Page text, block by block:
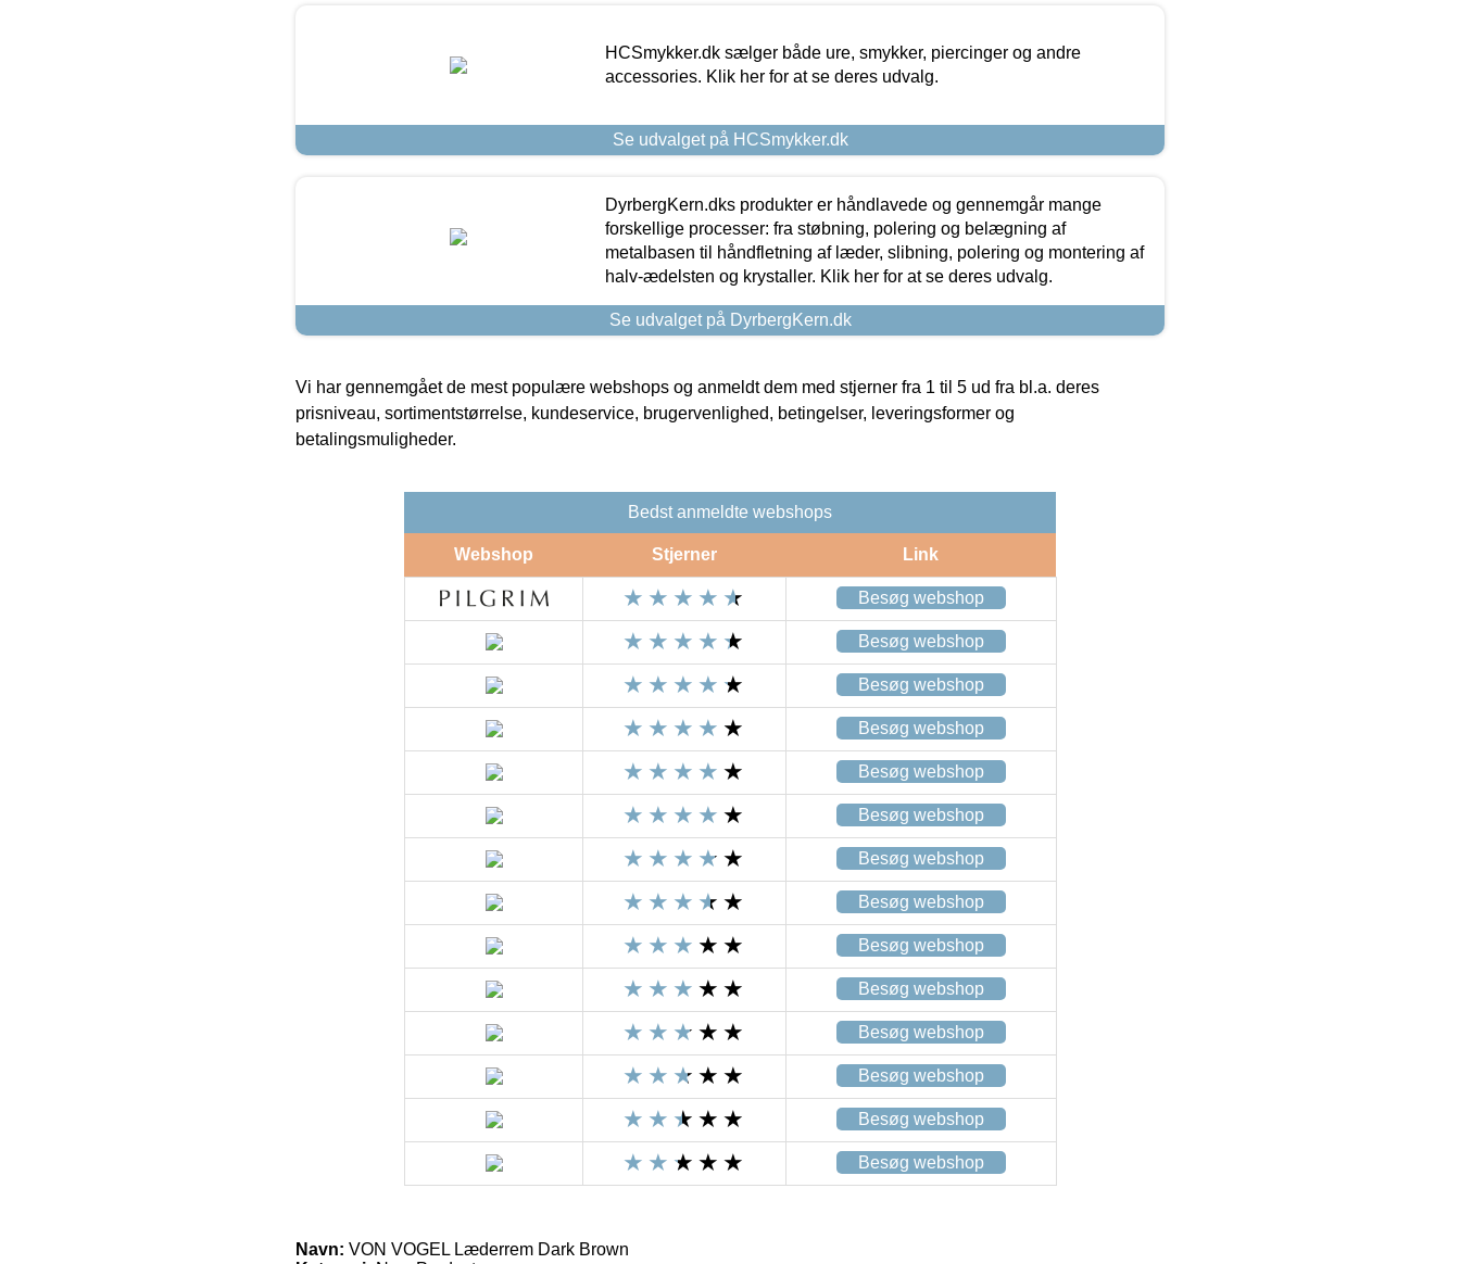
HCSmykker.dk sælger både ure, smykker, piercinger og andre
accessories. Klik her for at se deres udvalg.
Se udvalget på HCSmykker.dk
DyrbergKern.dks produkter er håndlavede og gennemgår mange
forskellige processer: fra støbning, polering og belægning af
metalbasen til håndfletning af læder, slibning, polering og montering af
halv-ædelsten og krystaller. Klik her for at se deres udvalg.
Se udvalget på DyrbergKern.dk
Vi har gennemgået de mest populære webshops og anmeldt dem med stjerner fra 1 til 5 ud fra bl.a. deres
prisniveau, sortimentstørrelse, kundeservice, brugervenlighed, betingelser, leveringsformer og
betalingsmuligheder.
Bedst anmeldte webshops
Webshop Stjerner Link
Besøg webshop
Besøg webshop
Besøg webshop
Besøg webshop
Besøg webshop
Besøg webshop
Besøg webshop
Besøg webshop
Besøg webshop
Besøg webshop
Besøg webshop
Besøg webshop
Besøg webshop
Besøg webshop
Navn: VON VOGEL Læderrem Dark Brown